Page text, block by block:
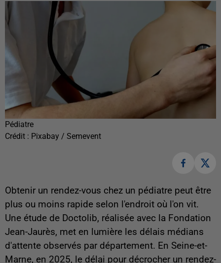
Pédiatre
Crédit : Pixabay / Semevent
Obtenir un rendez-vous chez un pédiatre peut être
plus ou moins rapide selon l'endroit où l'on vit.
Une étude de Doctolib, réalisée avec la Fondation
Jean-Jaurès, met en lumière les délais médians
d'attente observés par département. En Seine-et-
Marne, en 2025, le délai pour décrocher un rendez-